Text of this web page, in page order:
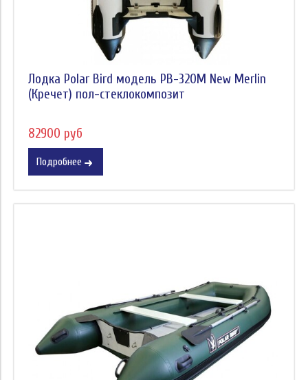
Лодка Polar Bird модель PB-320M New Merlin
(Кречет) пол-стеклокомпозит
82900 руб
Подробнее